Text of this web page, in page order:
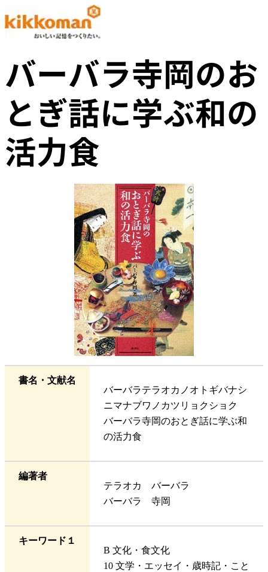
バーバラ寺岡のお
とぎ話に学ぶ和の
活力食
書名・文献名
バーバラテラオカノオトギバナシ
ニマナブワノカツリョクショク
バーバラ寺岡のおとぎ話に学ぶ和
の活力食
編著者
テラオカ バーバラ
バーバラ 寺岡
キーワード１
B 文化・食文化
10 文学・エッセイ・歳時記・こと